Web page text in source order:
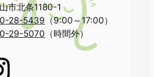
市北条1180-1
28-5439 （9:00～17:00）
29-5070 （時間外）